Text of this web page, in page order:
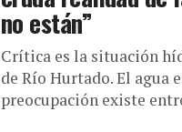
no están”
Crítica es la situación
de Río Hurtado. El agua
preocupación existe